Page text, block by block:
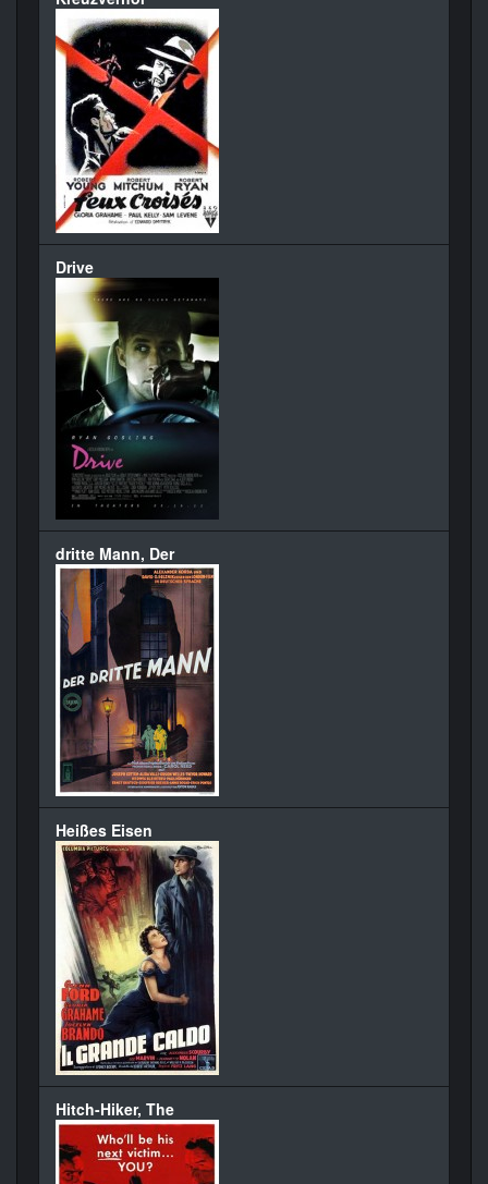
Drive
dritte Mann, Der
Heißes Eisen
Hitch-Hiker, The